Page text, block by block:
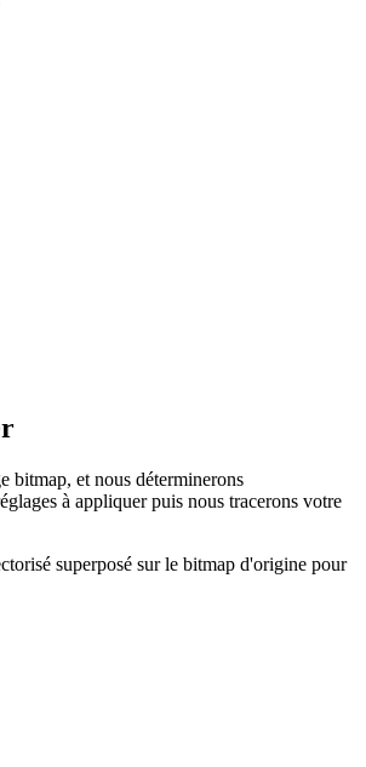
bitmap, et nous déterminerons
à appliquer puis nous tracerons votre